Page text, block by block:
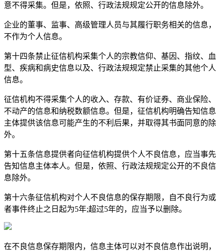
意不得采集。但是，依照、行政法规规定公开的信息除外。
企业的董事、监事、高级管理人员与其履行职务相关的信息，
不作为个人信息。
第十四条禁止征信机构采集个人的宗教信仰、基因、指纹、血
型、疾病和病史信息以及、行政法规规定禁止采集的其他个人
信息。
征信机构不得采集个人的收入、存款、有价证券、商业保险、
不动产的信息和纳税数额信息。但是，征信机构明确告知信息
主体提供该信息可能产生的不利后果，并取得其书面同意的除
外。
第十五条信息提供者向征信机构提供个人不良信息，应当事先
告知信息主体本人。但是，依照、行政法规规定公开的不良信
息除外。
第十六条征信机构对个人不良信息的保存期限，自不良行为或
者事件终止之日起为5年;超过5年的，应当予以删除。
在不良信息保存期限内，信息主体可以对不良信息作出说明，